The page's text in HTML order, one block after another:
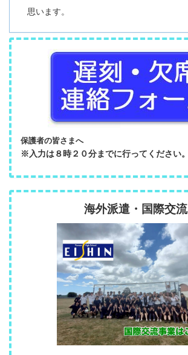
思います。
保護者の皆さまへ
※入力は８時２０分までに行ってください。
海外派遣・国際交流